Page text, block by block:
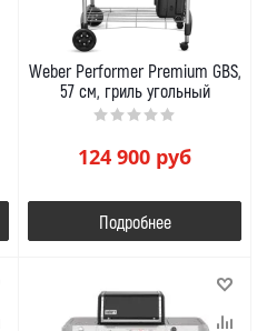
Weber Performer Premium GBS,
57 см, гриль угольный
124 900 руб
Подробнее